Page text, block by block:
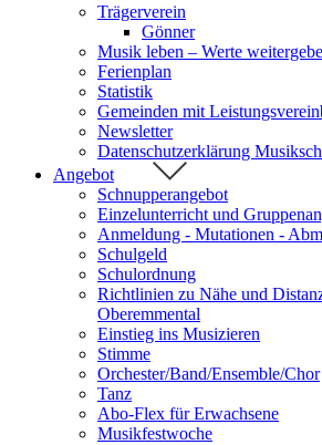
Trägerverein
Gönner
Musik leben – Werte
Ferienplan
Statistik
Gemeinden mit
Newsletter
Datenschutzerklärung
Angebot
Schnupperangebot
Einzelunterricht und
Anmeldung - Mutationen -
Schulgeld
Schulordnung
Richtlinien zu Nähe und
Oberemmental
Einstieg ins Musizieren
Stimme
Orchester/Band/Ensemble/Chor
Tanz
Abo-Flex für Erwachsene
Musikfestwoche